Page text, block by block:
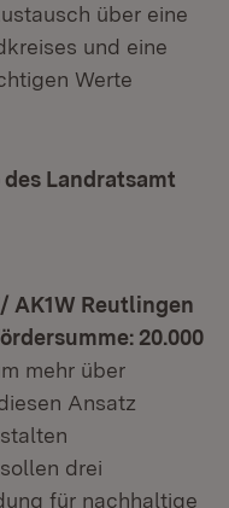
über eine
und eine
Werte
Landratsamt
AK1W Reutlingen
20.000
mehr über
Ansatz
drei
für nachhaltige